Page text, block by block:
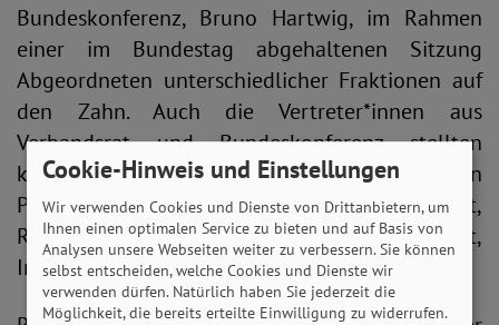
Bundeskonferenz, Bruno Hartwig, im Rahmen
einer im Bundestag abgehaltenen Sitzung
Abgeordneten unterschiedlicher Fraktionen auf
den Zahn. Auch die Vertreter*innen aus
Verbandsrat und Bundeskonferenz stellten
kritische Fragen zu den parteipolitischen
Positionen in Sachen Verteilungsgerechtigkeit,
Rente, Armut, Pflegenotstand, Arbeitslosigkeit,
Inklusion, Wohnungsmisere und Klimaschutz.
Cookie-Hinweis und Einstellungen
Wir verwenden Cookies und Dienste von Drittanbietern, um
Ihnen einen optimalen Service zu bieten und auf Basis von
Analysen unsere Webseiten weiter zu verbessern. Sie können
selbst entscheiden, welche Cookies und Dienste wir
verwenden dürfen. Natürlich haben Sie jederzeit die
Möglichkeit, die bereits erteilte Einwilligung zu widerrufen.